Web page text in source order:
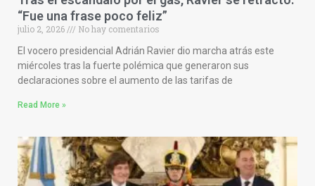
“Fue una frase poco feliz”
julio 2, 2026
No hay comentarios
El vocero presidencial Adrián Ravier dio marcha atrás este
miércoles tras la fuerte polémica que generaron sus
declaraciones sobre el aumento de las tarifas de
Read More »